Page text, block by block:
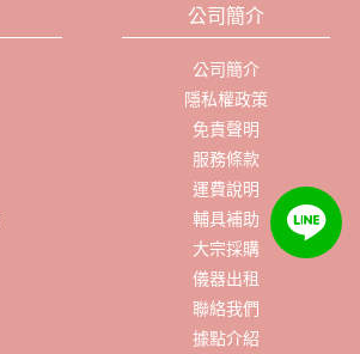
公司簡介
公司簡介
隱私權政策
免責聲明
服務條款
運費說明
輔具補助
大宗採購
儀器出租
聯絡我們
據點介紹